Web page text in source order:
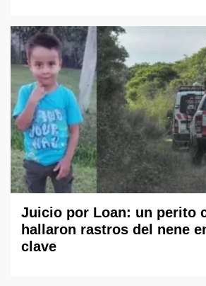
Juicio por Loan: un perito
hallaron rastros del nene
clave